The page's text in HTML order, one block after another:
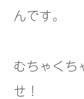
んです。
むちゃくち
せ！